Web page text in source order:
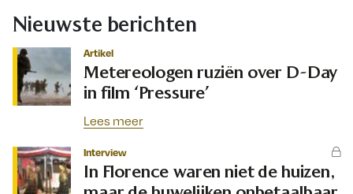
Nieuwste berichten
Artikel
Metereologen ruziën over D-Day
in film ‘Pressure’
Lees meer
Interview
In Florence waren niet de huizen,